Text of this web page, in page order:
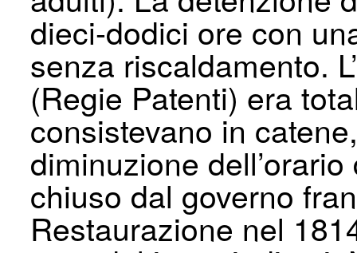
dieci-dodici ore con
senza riscaldamento.
(Regie Patenti) era
consistevano in
diminuzione
chiuso dal governo
Restaurazione nel